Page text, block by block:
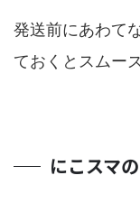
発送前にあわて
ておくとスムー
にこスマ